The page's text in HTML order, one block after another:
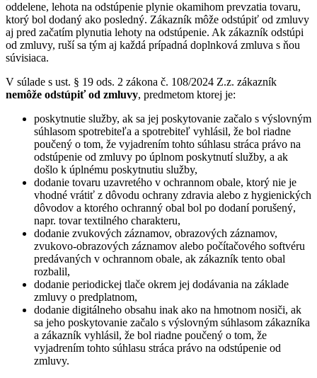
oddelene, lehota na odstúpenie plynie okamihom prevzatia tovaru,
ktorý bol dodaný ako posledný. Zákazník môže odstúpiť od zmluvy
aj pred začatím plynutia lehoty na odstúpenie. Ak zákazník odstúpi
od zmluvy, ruší sa tým aj každá prípadná doplnková zmluva s ňou
súvisiaca.
V súlade s ust. § 19 ods. 2 zákona č. 108/2024 Z.z. zákazník
nemôže odstúpiť od zmluvy, predmetom ktorej je:
poskytnutie služby, ak sa jej poskytovanie začalo s výslovným
súhlasom spotrebiteľa a spotrebiteľ vyhlásil, že bol riadne
poučený o tom, že vyjadrením tohto súhlasu stráca právo na
odstúpenie od zmluvy po úplnom poskytnutí služby, a ak
došlo k úplnému poskytnutiu služby,
dodanie tovaru uzavretého v ochrannom obale, ktorý nie je
vhodné vrátiť z dôvodu ochrany zdravia alebo z hygienických
dôvodov a ktorého ochranný obal bol po dodaní porušený,
napr. tovar textilného charakteru,
dodanie zvukových záznamov, obrazových záznamov,
zvukovo-obrazových záznamov alebo počítačového softvéru
predávaných v ochrannom obale, ak zákazník tento obal
rozbalil,
dodanie periodickej tlače okrem jej dodávania na základe
zmluvy o predplatnom,
dodanie digitálneho obsahu inak ako na hmotnom nosiči, ak
sa jeho poskytovanie začalo s výslovným súhlasom zákazníka
a zákazník vyhlásil, že bol riadne poučený o tom, že
vyjadrením tohto súhlasu stráca právo na odstúpenie od
zmluvy.